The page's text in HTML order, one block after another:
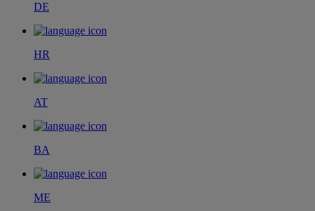
DE
HR
AT
BA
ME